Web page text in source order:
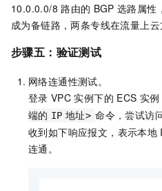
10.0.0.0/8 路由的 BGP 选路属性
成为备链路，两条专线在流量上云
步骤五：验证测试
网络连通性测试。
登录 VPC 实例下的 ECS 实
端的 IP 地址> 命令，尝试访
收到如下响应报文，表示本地
连通。